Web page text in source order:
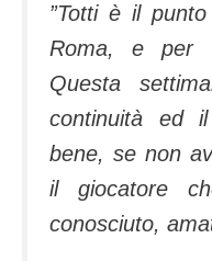
”Totti è il
Roma, e per
Questa
continuità ed
bene, se non
il giocatore
conosciuto,